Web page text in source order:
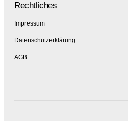
Rechtliches
Impressum
Datenschutzerklärung
AGB